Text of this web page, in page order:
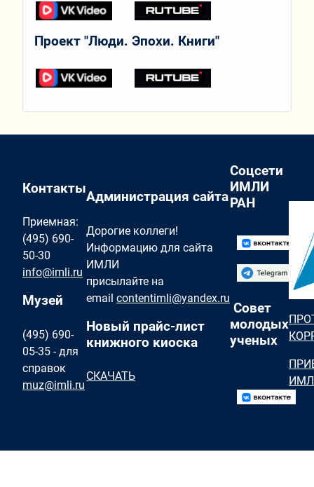
Проект "Люди. Эпохи. Книги"
Контакты
Приемная:
(495) 690-
50-30
info@imli.ru
Музей
(495) 690-
05-35 - для
справок
muz@imli.ru
Администрация сайта
Дорогие коллеги!
Информацию для сайта
ИМЛИ
присылайте на
email contentimli@yandex.ru
Новый прайс-лист
книжного киоска
СКАЧАТЬ
Соцсети
ИМЛИ
РАН
Совет
молодых
ученых